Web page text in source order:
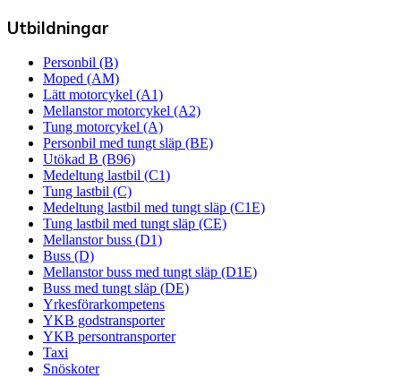
Utbildningar
Personbil (B)
Moped (AM)
Lätt motorcykel (A1)
Mellanstor motorcykel (A2)
Tung motorcykel (A)
Personbil med tungt släp (BE)
Utökad B (B96)
Medeltung lastbil (C1)
Tung lastbil (C)
Medeltung lastbil med tungt släp (C1E)
Tung lastbil med tungt släp (CE)
Mellanstor buss (D1)
Buss (D)
Mellanstor buss med tungt släp (D1E)
Buss med tungt släp (DE)
Yrkesförarkompetens
YKB godstransporter
YKB persontransporter
Taxi
Snöskoter